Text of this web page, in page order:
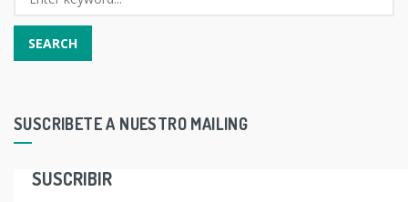
SUSCRIBETE A NUESTRO MAILING
SUSCRIBIR